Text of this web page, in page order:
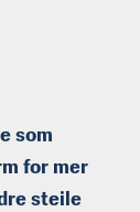
som
for mer
steile